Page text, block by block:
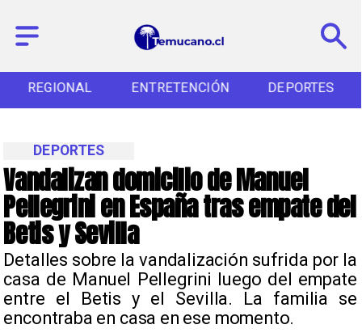
REGIONAL ENTRETENCIÓN DEPORTES
Vandalizan domicilio de Manuel
Pellegrini en España tras empate del
Betis y Sevilla
Detalles sobre la vandalización sufrida por la
casa de Manuel Pellegrini luego del empate
entre el Betis y el Sevilla. La familia se
encontraba en casa en ese momento.
DEPORTES